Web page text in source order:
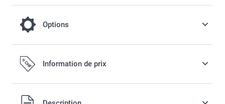
Options
Choisissez une enveloppe de couleur, pour
des cartes encore plus attrayantes
Dès Offert
Information de prix